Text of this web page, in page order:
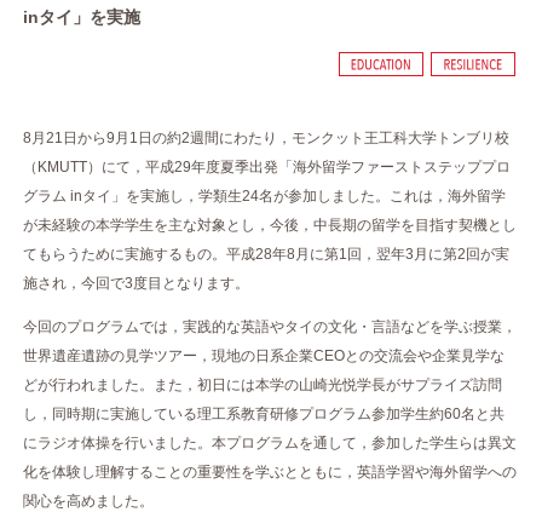
inタイ」を実施
8月21日から9月1日の約2週間にわたり，モンクット王工科大学トンブリ校
（KMUTT）にて，平成29年度夏季出発「海外留学ファーストステッププロ
グラム inタイ」を実施し，学類生24名が参加しました。これは，海外留学
が未経験の本学学生を主な対象とし，今後，中長期の留学を目指す契機とし
てもらうために実施するもの。平成28年8月に第1回，翌年3月に第2回が実
施され，今回で3度目となります。
今回のプログラムでは，実践的な英語やタイの文化・言語などを学ぶ授業，
世界遺産遺跡の見学ツアー，現地の日系企業CEOとの交流会や企業見学な
どが行われました。また，初日には本学の山崎光悦学長がサプライズ訪問
し，同時期に実施している理工系教育研修プログラム参加学生約60名と共
にラジオ体操を行いました。本プログラムを通して，参加した学生らは異文
化を体験し理解することの重要性を学ぶとともに，英語学習や海外留学への
関心を高めました。